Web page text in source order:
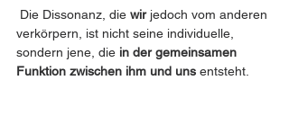
Die Dissonanz, die wir jedoch vom anderen
verkörpern, ist nicht seine individuelle,
sondern jene, die in der gemeinsamen
Funktion zwischen ihm und uns entsteht.